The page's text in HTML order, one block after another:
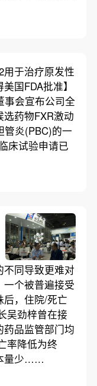
用于治疗原发性
国FDA批准】
事会宣布公司全
药物FXR激动
管炎(PBC)的一
床试验申请已
同导致更难对
一个被普遍接受
后，住院/死亡
吴劲梓曾在接
品监管部门均
率降低为终
量少……